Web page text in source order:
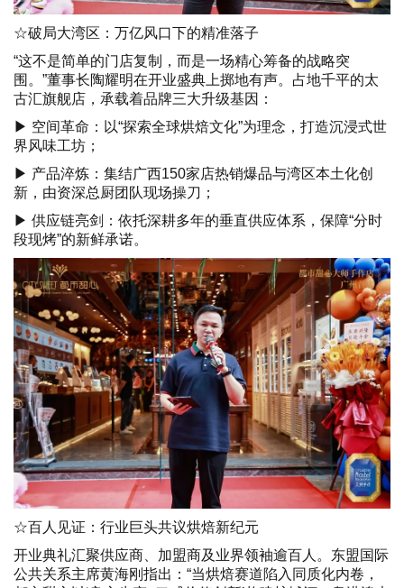
☆破局大湾区：万亿风口下的精准落子
“这不是简单的门店复制，而是一场精心筹备的战略突
围。”董事长陶耀明在开业盛典上掷地有声。占地千平的太
古汇旗舰店，承载着品牌三大升级基因：
▶ 空间革命：以“探索全球烘焙文化”为理念，打造沉浸式世
界风味工坊；
▶ 产品淬炼：集结广西150家店热销爆品与湾区本土化创
新，由资深总厨团队现场操刀；
▶ 供应链亮剑：依托深耕多年的垂直供应体系，保障“分时
段现烤”的新鲜承诺。
☆百人见证：行业巨头共议烘焙新纪元
开业典礼汇聚供应商、加盟商及业界领袖逾百人。东盟国际
公共关系主席黄海刚指出：“当烘焙赛道陷入同质化内卷，